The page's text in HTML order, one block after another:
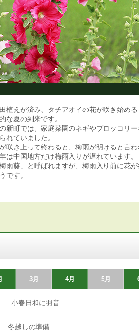
植えが済み、タチアオイの花が咲き始め
な夏の到来です。
の新町では、家庭菜園のネギやブロッコリ
れていました。
咲き上って終わると、梅雨が明けると言
は中国地方だけ梅雨入りが遅れています。
雨葵」と呼ばれますが、梅雨入り前に花
です。
3月 4月 5月
小春日和に羽音
冬越しの準備